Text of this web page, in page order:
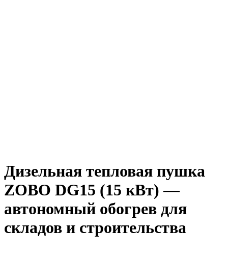
Дизельная тепловая пушка
ZOBO DG15 (15 кВт) —
автономный обогрев для
складов и строительства